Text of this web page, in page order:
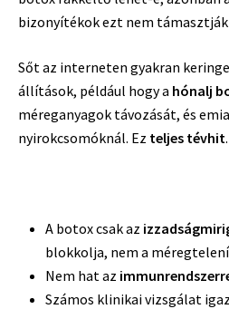
bizonyítékok ezt nem támasztják
Sőt az interneten gyakran
állítások, például hogy a hónalj
méreganyagok távozását, és
nyirokcsomóknál. Ez teljes tévhit.
A botox csak az
blokkolja, nem a
Nem hat az
Számos klinikai vizsgálat